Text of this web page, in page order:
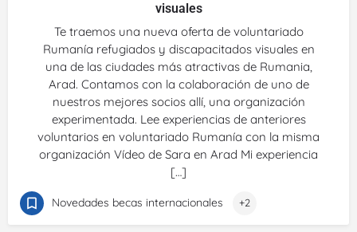
visuales
Te traemos una nueva oferta de voluntariado
Rumanía refugiados y discapacitados visuales en
una de las ciudades más atractivas de Rumania,
Arad. Contamos con la colaboración de uno de
nuestros mejores socios allí, una organización
experimentada. Lee experiencias de anteriores
voluntarios en voluntariado Rumanía con la misma
organización Vídeo de Sara en Arad Mi experiencia
[…]
Novedades becas internacionales +2